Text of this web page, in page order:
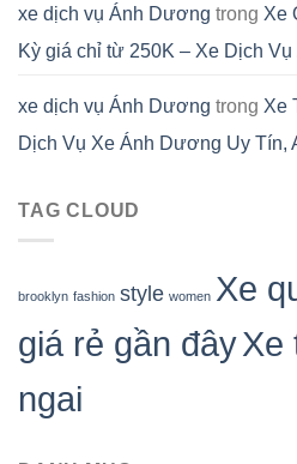
xe dịch vụ Ánh Dương trong Xe
Kỳ giá chỉ từ 250K – Xe Dịch
xe dịch vụ Ánh Dương trong Xe
Dịch Vụ Xe Ánh Dương Uy Tín,
TAG CLOUD
brooklyn fashion style women Xe
giá rẻ gần đâyXe
ngai